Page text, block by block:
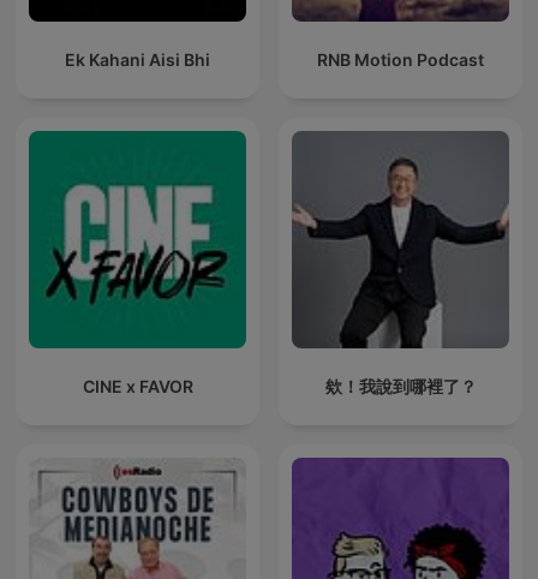
Ek Kahani Aisi Bhi RNB Motion Podcast
CINE x FAVOR 欸！我說到哪裡了？